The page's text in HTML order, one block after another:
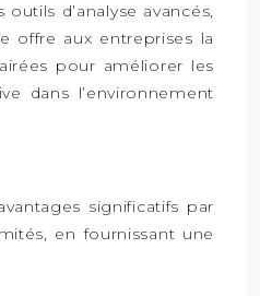
d’analyse avancés,
offre aux entreprises la
pour améliorer les
dans l’environnement
significatifs par
en fournissant une